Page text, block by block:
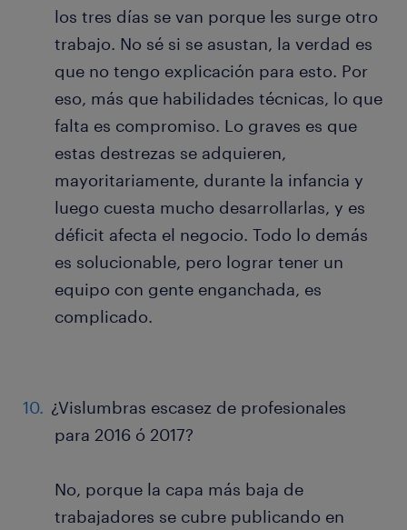
los tres días se van porque les surge otro
trabajo. No sé si se asustan, la verdad es
que no tengo explicación para esto. Por
eso, más que habilidades técnicas, lo que
falta es compromiso. Lo graves es que
estas destrezas se adquieren,
mayoritariamente, durante la infancia y
luego cuesta mucho desarrollarlas, y es
déficit afecta el negocio. Todo lo demás
es solucionable, pero lograr tener un
equipo con gente enganchada, es
complicado.
¿Vislumbras escasez de profesionales
para 2016 ó 2017?
No, porque la capa más baja de
trabajadores se cubre publicando en